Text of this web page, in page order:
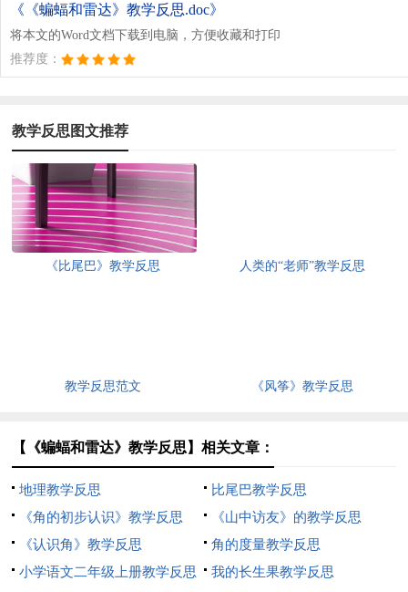
《《蝙蝠和雷达》教学反思.doc》
将本文的Word文档下载到电脑，方便收藏和打印
推荐度：
教学反思图文推荐
《比尾巴》教学反思 人类的“老师”教学反思
教学反思范文 《风筝》教学反思
【《蝙蝠和雷达》教学反思】相关文章：
地理教学反思
比尾巴教学反思
《角的初步认识》教学反思
《山中访友》的教学反思
《认识角》教学反思
角的度量教学反思
小学语文二年级上册教学反思
我的长生果教学反思